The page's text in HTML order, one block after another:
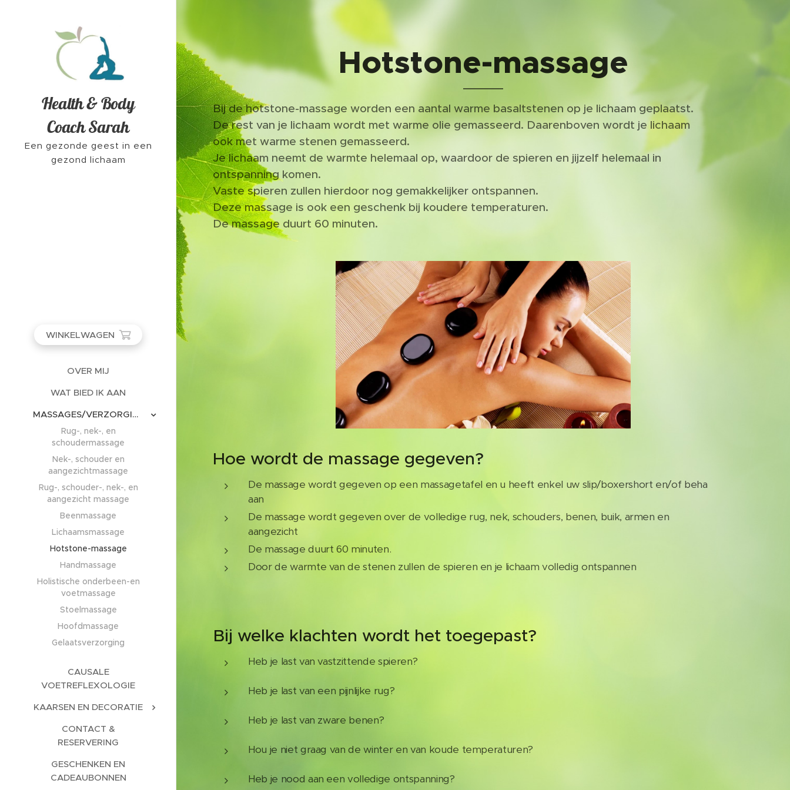
Health & Body
Coach Sarah
Een gezonde geest in een
gezond lichaam
WINKELWAGEN
OVER MIJ
WAT BIED IK AAN
MASSAGES/VERZORGINGEN
Rug-, nek-, en
schoudermassage
Nek-, schouder en
aangezichtmassage
Rug-, schouder-, nek-, en
aangezicht massage
Beenmassage
Lichaamsmassage
Hotstone-massage
Handmassage
Holistische onderbeen-en
voetmassage
Stoelmassage
Hoofdmassage
Gelaatsverzorging
CAUSALE
VOETREFLEXOLOGIE
KAARSEN EN DECORATIE
CONTACT &
RESERVERING
GESCHENKEN EN
CADEAUBONNEN
Hotstone-massage
Bij de hotstone-massage worden een aantal warme basaltstenen op je lichaam geplaatst.
De rest van je lichaam wordt met warme olie gemasseerd. Daarenboven wordt je lichaam
ook met warme stenen gemasseerd.
Je lichaam neemt de warmte helemaal op, waardoor de spieren en jijzelf helemaal in
ontspanning komen.
Vaste spieren zullen hierdoor nog gemakkelijker ontspannen.
Deze massage is ook een geschenk bij koudere temperaturen.
De massage duurt 60 minuten.
Hoe wordt de massage gegeven?
De massage wordt gegeven op een massagetafel en u heeft enkel uw slip/boxershort en/of beha
aan
De massage wordt gegeven over de volledige rug, nek, schouders, benen, buik, armen en
aangezicht
De massage duurt 60 minuten.
Door de warmte van de stenen zullen de spieren en je lichaam volledig ontspannen
Bij welke klachten wordt het toegepast?
Heb je last van vastzittende spieren?
Heb je last van een pijnlijke rug?
Heb je last van zware benen?
Hou je niet graag van de winter en van koude temperaturen?
Heb je nood aan een volledige ontspanning?